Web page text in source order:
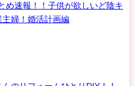
め速報！！子供が欲しいど陰キ
主婦！婚活計画編